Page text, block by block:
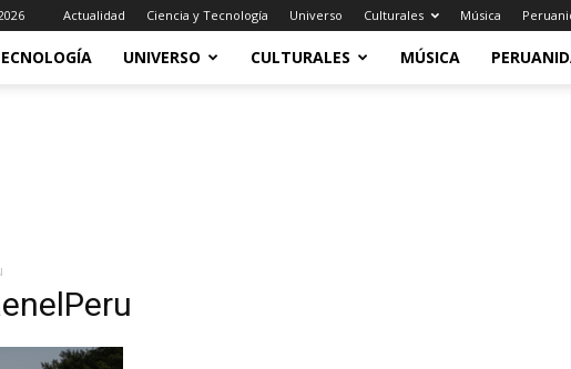
Actualidad Ciencia y Tecnología Universo Culturales Música
UNIVERSO CULTURALES MÚSICA